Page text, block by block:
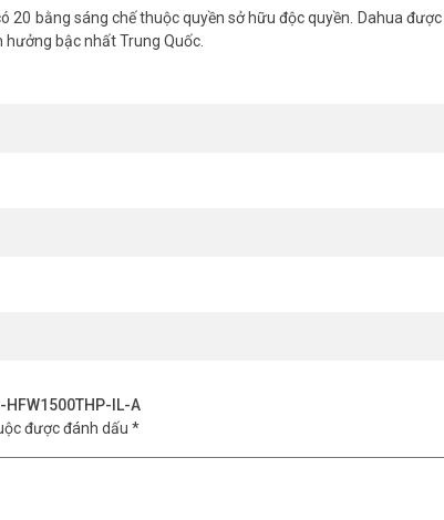
IL-A – (FAQ)
hóa.
7, bền bỉ và an toàn. Hãy liên hệ Vũ Hoàng Telecom ngay
của bạn một cách tối ưu. Tham khảo thêm hình ảnh tại
20 bằng sáng chế thuộc quyền sở hữu độc quyền. Dahua được
bậc nhất Trung Quốc.
HFW1500THP-IL-A
được đánh dấu *